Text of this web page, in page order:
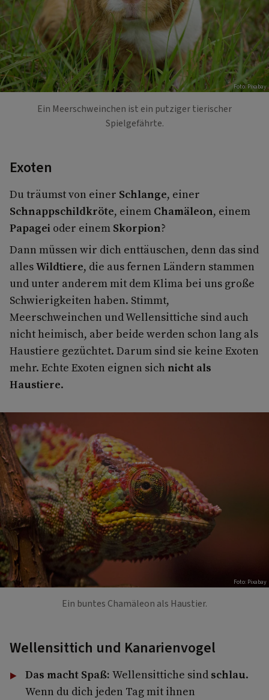
Foto: Pixabay
Ein Meerschweinchen ist ein putziger tierischer
Spielgefährte.
Exoten
Du träumst von einer Schlange, einer
Schnappschildkröte, einem Chamäleon, einem
Papagei oder einem Skorpion?
Dann müssen wir dich enttäuschen, denn das sind
allesWildtiere, die aus fernen Ländern stammen
und unter anderem mit dem Klima bei uns große
Schwierigkeiten haben. Stimmt,
Meerschweinchen und Wellensittiche sind auch
nicht heimisch, aber beide werden schon lang als
Haustiere gezüchtet. Darum sind sie keine Exoten
mehr. Echte Exoten eignen sich nicht als
Haustiere.
Foto: Pixabay
Ein buntes Chamäleon als Haustier.
Wellensittich und Kanarienvogel
Das macht Spaß: Wellensittiche sind schlau.
Wenn du dich jeden Tag mit ihnen